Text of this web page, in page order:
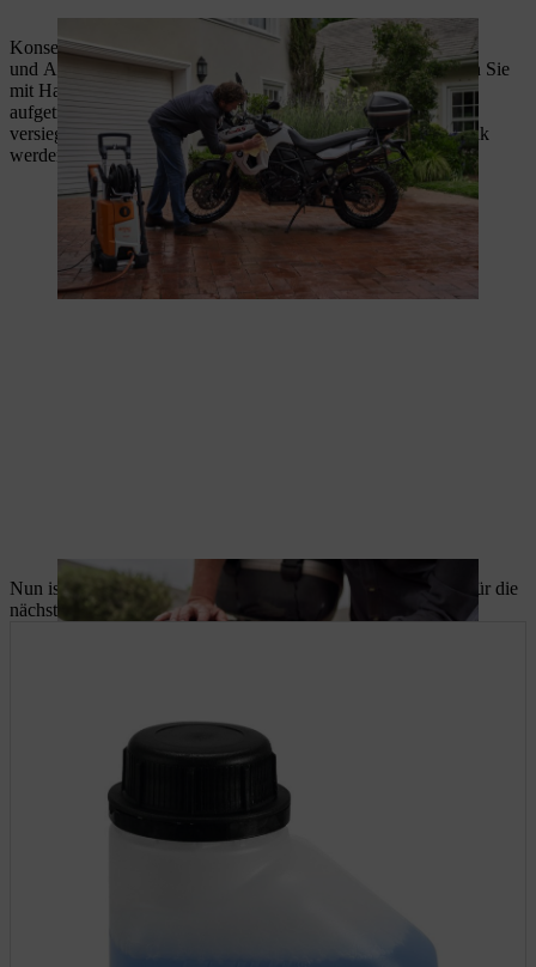
Konservieren Sie Metallteile mit Sprühöl. Chrom-
und Aluteile können Sie mit Polierwatte pflegen, Lack pflegen Sie
mit Hartwachs, das mit einem weichen Tuch oder Polierwatte
aufgetragen wird und die Oberfläche
versiegelt. Unlackierte Motorradteile und Abschnitte aus Plastik
werden am besten mit speziellen Polituren behandelt.
Nun ist Ihr Motorrad gründlich gereinigt
gepflegt und bereit für die
nächste Tour. Wir wünschen gute Fahrt!